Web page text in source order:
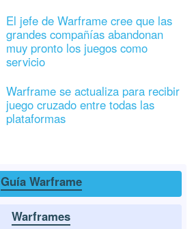
El jefe de Warframe cree que las
grandes compañías abandonan
muy pronto los juegos como
servicio
Warframe se actualiza para recibir
juego cruzado entre todas las
plataformas
Guía Warframe
Warframes